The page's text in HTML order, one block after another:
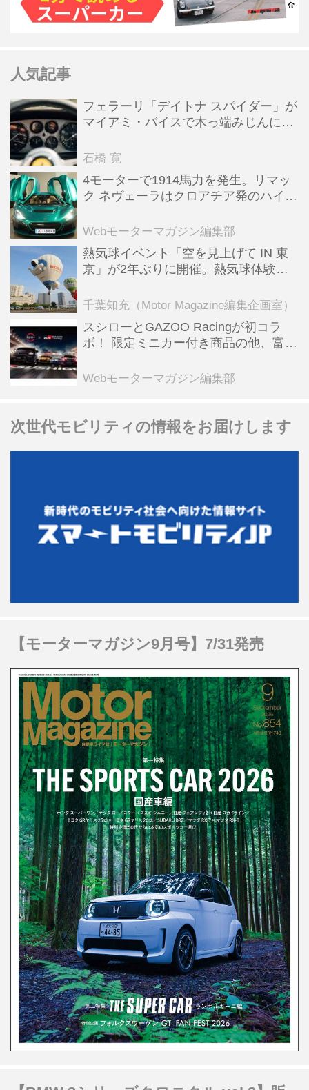
人気記事
フェラーリ「デイトナ スパイダー」が
マイアミ・バイスで木っ端みじんにな
石橋 寛
4モーターで1914馬力を発生。リマッ
ク ネヴェーラはクロアチア発のハイパ
全版／115】
Webモーターマガジン編集部
熱気球イベント「空を見上げて IN 東
京」が2年ぶりに開催。熱気球体験搭
ンテンツも
千葉知充（Motor Magazine編集企画室）
スシローとGAZOO Racingが初コラ
ボ！ 限定ミニカー付き商品の他、富士
る抽選企画などを展開
Webモーターマガジン編集部
次世代モビリティの情報をお届けします
【モーターマガジン9月号】7/31発売